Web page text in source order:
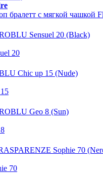
бралетт с мягкой чашкой
20
70